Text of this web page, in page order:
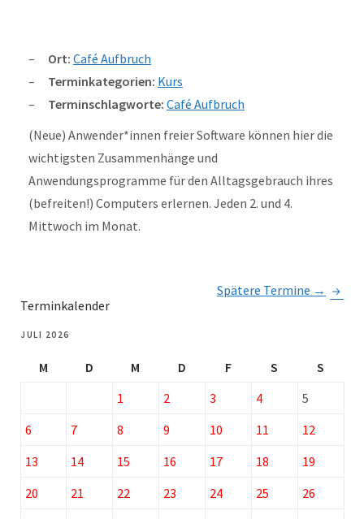
Ort: Café Aufbruch
Terminkategorien: Kurs
Terminschlagworte: Café Aufbruch
(Neue) Anwender*innen freier Software können hier die
wichtigsten Zusammenhänge und
Anwendungsprogramme für den Alltagsgebrauch ihres
(befreiten!) Computers erlernen. Jeden 2. und 4.
Mittwoch im Monat.
Spätere Termine →
Terminkalender
JULI 2026
M D M D F S
S
1
2 3 4
5
6
7 8 9 10 11
12
13
14 15 16 17 18
19
20
21 22 23 24 25
26